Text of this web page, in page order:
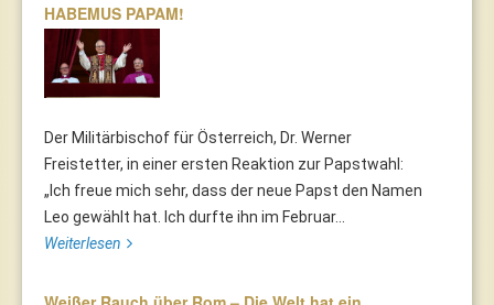
HABEMUS PAPAM!
Der Militärbischof für Österreich, Dr. Werner
Freistetter, in einer ersten Reaktion zur Papstwahl:
„Ich freue mich sehr, dass der neue Papst den Namen
Leo gewählt hat. Ich durfte ihn im Februar...
Weiterlesen